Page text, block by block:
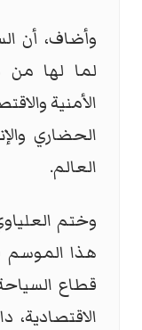
وأضاف، أن
لما لها من
الأمنية
الحضاري
العالم.
وختم
هذا الموسم
قطاع
الاقتصادية،